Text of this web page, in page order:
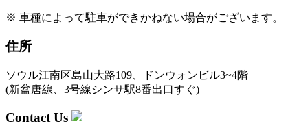
※ 車種によって駐車ができかねない場合がございます。
住所
ソウル江南区島山大路109、ドンウォンビル3~4階
(新盆唐線 3号線シンサ駅8番出口すぐ)
Contact Us